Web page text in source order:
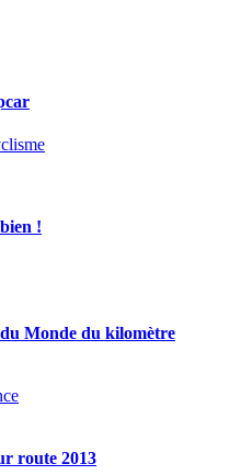
!
Monde du kilomètre
route 2013